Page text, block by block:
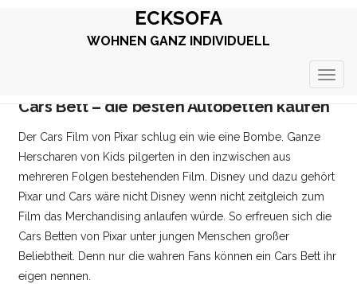
ECKSOFA
WOHNEN GANZ INDIVIDUELL
Cars Bett – die besten Autobetten kaufen
Der Cars Film von Pixar schlug ein wie eine Bombe. Ganze
Herscharen von Kids pilgerten in den inzwischen aus
mehreren Folgen bestehenden Film. Disney und dazu gehört
Pixar und Cars wäre nicht Disney wenn nicht zeitgleich zum
Film das Merchandising anlaufen würde. So erfreuen sich die
Cars Betten von Pixar unter jungen Menschen großer
Beliebtheit. Denn nur die wahren Fans können ein Cars Bett ihr
eigen nennen.